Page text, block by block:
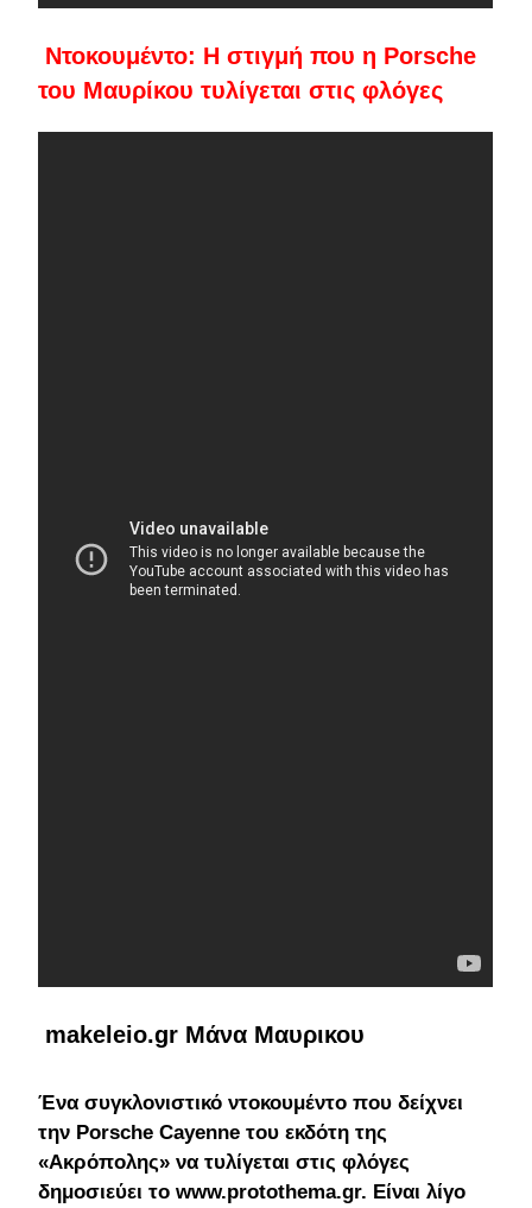
Ντοκουμέντο: Η στιγμή που η Porsche
του Μαυρίκου τυλίγεται στις φλόγες
makeleio.gr Mάνα Μαυρικου
Ένα συγκλονιστικό ντοκουμέντο που δείχνει
την Porsche Cayenne του εκδότη της
«Ακρόπολης» να τυλίγεται στις φλόγες
δημοσιεύει το www.protothema.gr. Είναι λίγο